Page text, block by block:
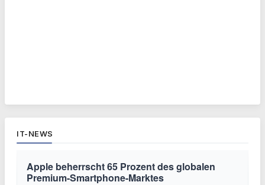
IT-NEWS
Apple beherrscht 65 Prozent des globalen
Premium-Smartphone-Marktes